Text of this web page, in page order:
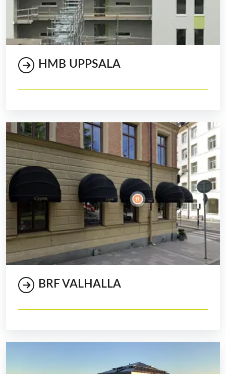
HMB UPPSALA
BRF VALHALLA